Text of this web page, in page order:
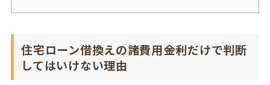
住宅ローン借換えの諸費用――金利だけで判断
してはいけない理由